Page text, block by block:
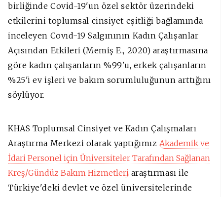
birliğinde Covid-19'un özel sektör üzerindeki
etkilerini toplumsal cinsiyet eşitliği bağlamında
inceleyen Covıd-19 Salgınının Kadın Çalışanlar
Açısından Etkileri (Memiş E., 2020) araştırmasına
göre kadın çalışanların %99'u, erkek çalışanların
%25'i ev işleri ve bakım sorumluluğunun arttığını
söylüyor.
KHAS Toplumsal Cinsiyet ve Kadın Çalışmaları
Araştırma Merkezi olarak yaptığımız Akademik ve
İdari Personel için Üniversiteler Tarafından Sağlanan
Kreş/Gündüz Bakım Hizmetleri araştırması ile
Türkiye'deki devlet ve özel üniversitelerinde